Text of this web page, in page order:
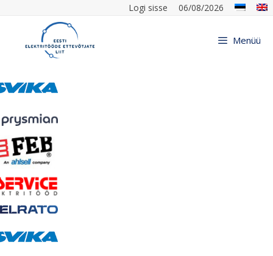
Logi sisse 06/08/2026
Menüü